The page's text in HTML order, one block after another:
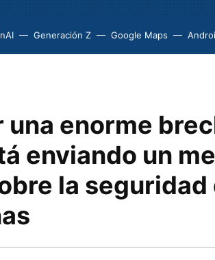
Generación Z Google Maps
una enorme
enviando un
la seguridad